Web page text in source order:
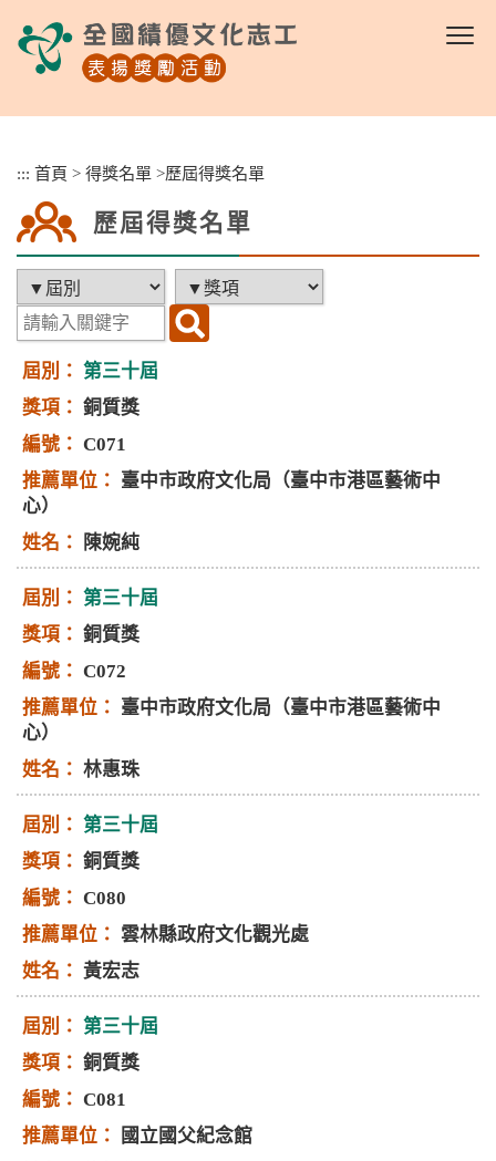
::: 首頁 > 得獎名單 >歷屆得獎名單
歷屆得獎名單
第三十屆
銅質獎
C071
臺中市政府文化局（臺中市港區藝術中
心）
陳婉純
第三十屆
銅質獎
C072
臺中市政府文化局（臺中市港區藝術中
心）
林惠珠
第三十屆
銅質獎
C080
雲林縣政府文化觀光處
黃宏志
第三十屆
銅質獎
C081
國立國父紀念館